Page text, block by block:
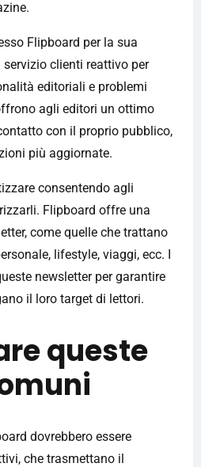
Flipboard per la sua
clienti reattivo per
editoriali e problemi
agli editori un ottimo
con il proprio pubblico,
più aggiornate.
consentendo agli
Flipboard offre una
come quelle che trattano
lifestyle, viaggi, ecc. I
newsletter per garantire
il loro target di lettori.
queste
dovrebbero essere
che trasmettano il